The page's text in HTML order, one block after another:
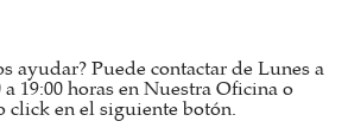
ayudar? Puede contactar de Lunes a
a 19:00 horas en Nuestra Oficina o
click en el siguiente botón.